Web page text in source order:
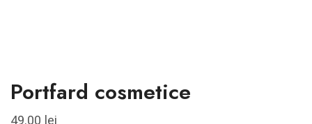
Portfard cosmetice
49.00 lei